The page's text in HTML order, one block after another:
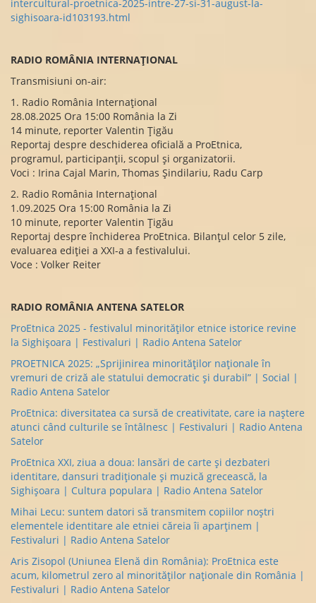
intercultural-proetnica-2025-intre-27-si-31-august-la-
sighisoara-id103193.html
RADIO ROMÂNIA INTERNAȚIONAL
Transmisiuni on-air:
1. Radio România Internațional
28.08.2025 Ora 15:00 România la Zi
14 minute, reporter Valentin Țigău
Reportaj despre deschiderea oficială a ProEtnica,
programul, participanții, scopul și organizatorii.
Voci : Irina Cajal Marin, Thomas Șindilariu, Radu Carp
2. Radio România Internațional
1.09.2025 Ora 15:00 România la Zi
10 minute, reporter Valentin Țigău
Reportaj despre închiderea ProEtnica. Bilanțul celor 5 zile,
evaluarea ediției a XXI-a a festivalului.
Voce : Volker Reiter
RADIO ROMÂNIA ANTENA SATELOR
ProEtnica 2025 - festivalul minorităților etnice istorice revine
la Sighișoara | Festivaluri | Radio Antena Satelor
PROETNICA 2025: „Sprijinirea minorităților naționale în
vremuri de criză ale statului democratic și durabil” | Social |
Radio Antena Satelor
ProEtnica: diversitatea ca sursă de creativitate, care ia naștere
atunci când culturile se întâlnesc | Festivaluri | Radio Antena
Satelor
ProEtnica XXI, ziua a doua: lansări de carte și dezbateri
identitare, dansuri tradiționale și muzică grecească, la
Sighișoara | Cultura populara | Radio Antena Satelor
Mihai Lecu: suntem datori să transmitem copiilor noștri
elementele identitare ale etniei căreia îi aparținem |
Festivaluri | Radio Antena Satelor
Aris Zisopol (Uniunea Elenă din România): ProEtnica este
acum, kilometrul zero al minorităților naționale din România |
Festivaluri | Radio Antena Satelor